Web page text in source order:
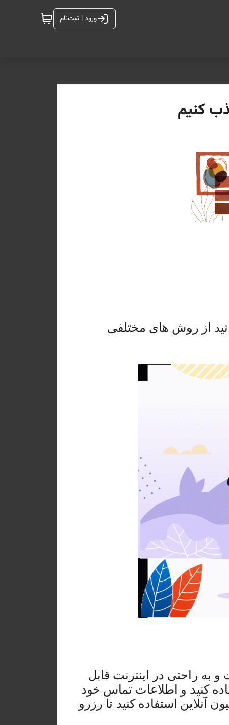
ورود | ثبت‌نام
کنیم
از روش های مختلفی
راحتی در اینترنت قابل
کنید و اطلاعات تماس خود
آنلاین استفاده کنید تا رزرو